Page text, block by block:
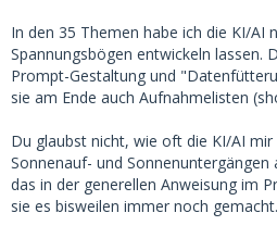
In den 35 Themen habe ich die KI/AI
Spannungsbögen entwickeln lassen.
Prompt-Gestaltung und
sie am Ende auch Aufnahmelisten
Du glaubst nicht, wie oft die KI/AI
Sonnenauf- und Sonnenuntergängen
das in der generellen Anweisung im
sie es bisweilen immer noch gemacht.